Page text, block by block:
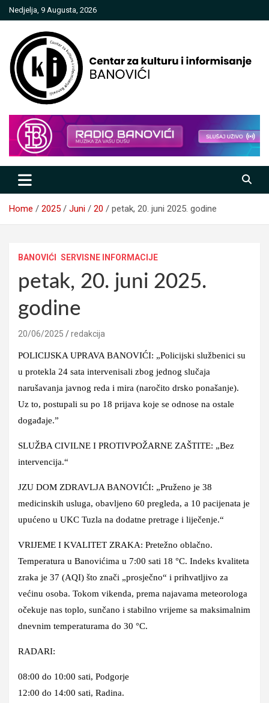
Skip
to
Nedjelja, 9 Augusta, 2026
Centar za kulturu i informisanje
Banovići
Home 2025 Juni 20 petak, 20. juni 2025. godine
BANOVIĆI SERVISNE INFORMACIJE
petak, 20. juni 2025.
godine
20/06/2025 redakcija
POLICIJSKA UPRAVA BANOVIĆI: „Policijski službenici su
u protekla 24 sata intervenisali zbog jednog slučaja
narušavanja javnog reda i mira (naročito drsko ponašanje).
Uz to, postupali su po 18 prijava koje se odnose na ostale
događaje.”
SLUŽBA CIVILNE I PROTIVPOŽARNE ZAŠTITE: „Bez
intervencija.“
JZU DOM ZDRAVLJA BANOVIĆI: „Pruženo je 38
medicinskih usluga, obavljeno 60 pregleda, a 10 pacijenata je
upućeno u UKC Tuzla na dodatne pretrage i liječenje.“
VRIJEME I KVALITET ZRAKA: Pretežno oblačno.
Temperatura u Banovićima u 7:00 sati 18 °C. Indeks kvaliteta
zraka je 37 (AQI) što znači „prosječno“ i prihvatljivo za
većinu osoba. Tokom vikenda, prema najavama meteorologa
očekuje nas toplo, sunčano i stabilno vrijeme sa maksimalnim
dnevnim temperaturama do 30 °C.
RADARI:
08:00 do 10:00 sati, Podgorje
12:00 do 14:00 sati, Radina.